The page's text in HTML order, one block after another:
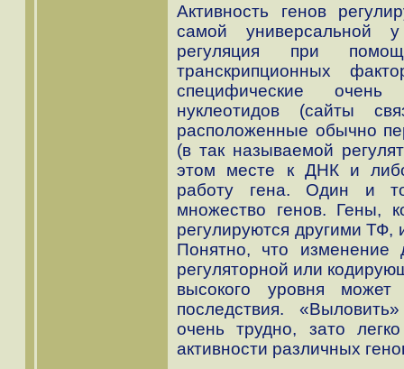
Активность генов
самой универсальной
регуляция при
транскрипционных
специфические очень
нуклеотидов (сайты
расположенные обычно
(в так называемой
этом месте к ДНК и
работу гена. Один и
множество генов. Гены,
регулируются другими ТФ,
Понятно, что изменение
регуляторной или
высокого уровня
последствия.
очень трудно, зато
активности различных